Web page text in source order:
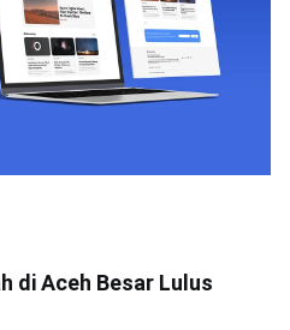
di Aceh Besar Lulus